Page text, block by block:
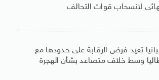
لانسحاب قوات التحالف
تعيد فرض الرقابة على حدودها مع
وسط خلاف متصاعد بشأن الهجرة